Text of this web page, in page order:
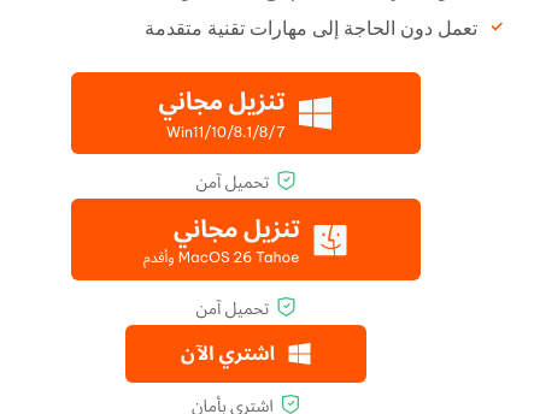
تعمل دون الحاجة إلى مهارات تقنية متقدمة